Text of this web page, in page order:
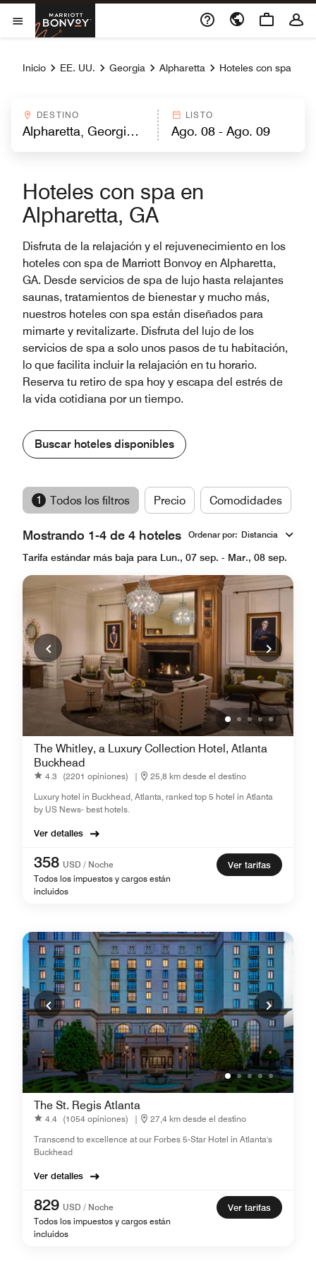
Skip to Content
Abrir el menú
Marriott Bonvoy
Inicio EE. UU. Georgia Alpharetta Hoteles con spa
DESTINO LISTO
Hoteles con spa en
Alpharetta, GA
Disfruta de la relajación y el rejuvenecimiento en los
hoteles con spa de Marriott Bonvoy en Alpharetta,
GA. Desde servicios de spa de lujo hasta relajantes
saunas, tratamientos de bienestar y mucho más,
nuestros hoteles con spa están diseñados para
mimarte y revitalizarte. Disfruta del lujo de los
servicios de spa a solo unos pasos de tu habitación,
lo que facilita incluir la relajación en tu horario.
Reserva tu retiro de spa hoy y escapa del estrés de
la vida cotidiana por un tiempo.
Buscar hoteles disponibles
1 Todos los filtros Precio Comodidades
Mostrando 1-4 de 4 hoteles Ordenar por: Distancia
Tarifa estándar más baja para Lun., 07 sep. - Mar., 08 sep.
The Whitley, a Luxury Collection Hotel, Atlanta
Buckhead
4.3 (2201 opiniones) |
25,8 km desde el destino
Luxury hotel in Buckhead, Atlanta, ranked top 5 hotel in Atlanta
by US News- best hotels.
Ver detalles
358 USD / Noche
Todos los impuestos y cargos están
incluidos
Ver tarifas
The St. Regis Atlanta
4.4 (1054 opiniones) |
27,4 km desde el destino
Transcend to excellence at our Forbes 5-Star Hotel in Atlanta's
Buckhead
Ver detalles
829 USD / Noche
Todos los impuestos y cargos están
incluidos
Ver tarifas